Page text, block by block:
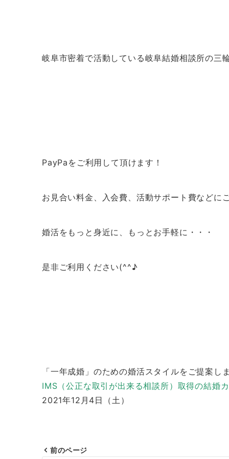
岐阜市密着で活動している岐阜結婚相談所の三輪
PayPaをご利用して頂けます！
お見合い料金、入会費、活動サポート費などに
婚活をもっと身近に、もっとお手軽に・・・
是非ご利用ください(^^♪
「一年成婚」のための婚活スタイルをご提案しま
IMS（公正な取引が出来る相談所）取得の結婚
2021年12月4日（土）
前のページ